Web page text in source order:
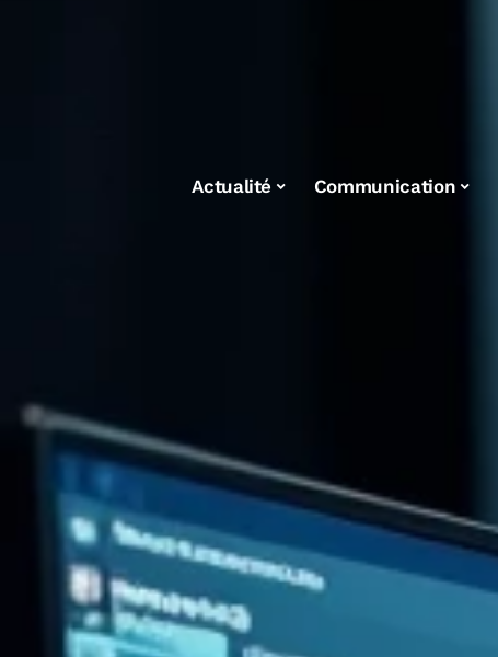
Actualité Communication